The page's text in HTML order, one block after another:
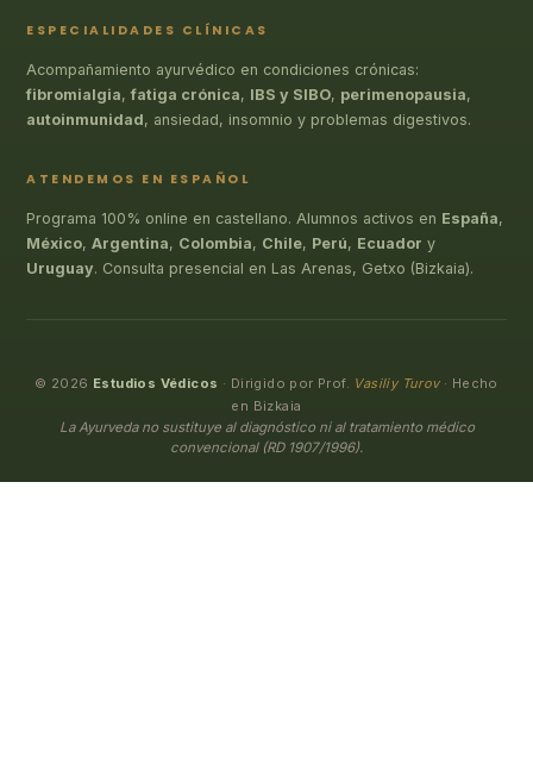
ESPECIALIDADES CLÍNICAS
Acompañamiento ayurvédico en condiciones crónicas:
fibromialgia,fatiga crónica, IBS y SIBO, perimenopausia,
autoinmunidad, ansiedad, insomnio y problemas digestivos.
ATENDEMOS EN ESPAÑOL
Programa 100% online en castellano. Alumnos activos en España,
México, Argentina, Colombia, Chile, Perú, Ecuador y
Uruguay. Consulta presencial en Las Arenas, Getxo (Bizkaia).
© 2026 Estudios Védicos · Dirigido por Prof. Vasiliy Turov· Hecho
en Bizkaia
La Ayurveda no sustituye al diagnóstico ni al tratamiento médico
convencional (RD 1907/1996).